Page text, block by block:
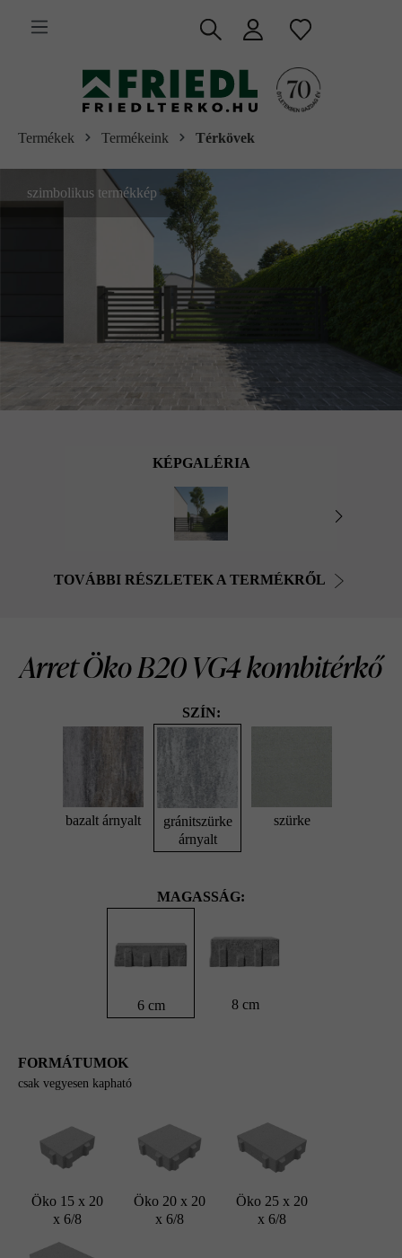
tartalomra
Termékek Termékeink Térkövek
szimbolikus termékkép
KÉPGALÉRIA
TOVÁBBI RÉSZLETEK A TERMÉKRŐL
Arret Öko B20 VG4 kombitérkő
SZÍN:
bazalt árnyalt
gránitszürke
árnyalt
szürke
MAGASSÁG:
6 cm 8 cm
FORMÁTUMOK
csak vegyesen kapható
Öko 15 x 20
x 6/8
Öko 20 x 20
x 6/8
Öko 25 x 20
x 6/8